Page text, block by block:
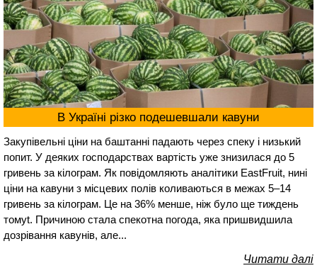
В Україні різко подешевшали кавуни
Закупівельні ціни на баштанні падають через спеку і низький
попит. У деяких господарствах вартість уже знизилася до 5
гривень за кілограм. Як повідомляють аналітики EastFruit, нині
ціни на кавуни з місцевих полів коливаються в межах 5–14
гривень за кілограм. Це на 36% менше, ніж було ще тиждень
томуt. Причиною стала спекотна погода, яка пришвидшила
дозрівання кавунів, але...
Читати далі